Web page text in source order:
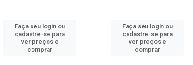
Faça seu login ou
cadastre-se para
ver preços e
comprar
Faça seu login ou
cadastre-se para
ver preços e
comprar